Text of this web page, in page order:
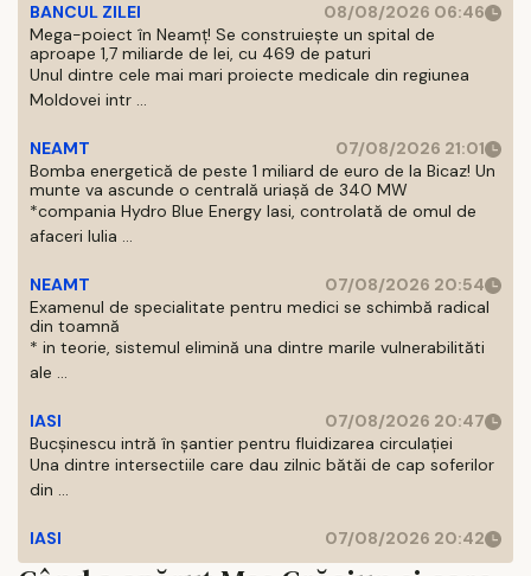
BANCUL ZILEI
08/08/2026 06:46
Mega-poiect în Neamț! Se construiește un spital de
aproape 1,7 miliarde de lei, cu 469 de paturi
Unul dintre cele mai mari proiecte medicale din regiunea
Moldovei intr ...
NEAMT
07/08/2026 21:01
Bomba energetică de peste 1 miliard de euro de la Bicaz! Un
munte va ascunde o centrală uriașă de 340 MW
*compania Hydro Blue Energy Iasi, controlată de omul de
afaceri Iulia ...
NEAMT
07/08/2026 20:54
Examenul de specialitate pentru medici se schimbă radical
din toamnă
* in teorie, sistemul elimină una dintre marile vulnerabilităti
ale ...
IASI
07/08/2026 20:47
Bucșinescu intră în șantier pentru fluidizarea circulației
Una dintre intersectiile care dau zilnic bătăi de cap soferilor
din ...
IASI 07/08/2026 20:42